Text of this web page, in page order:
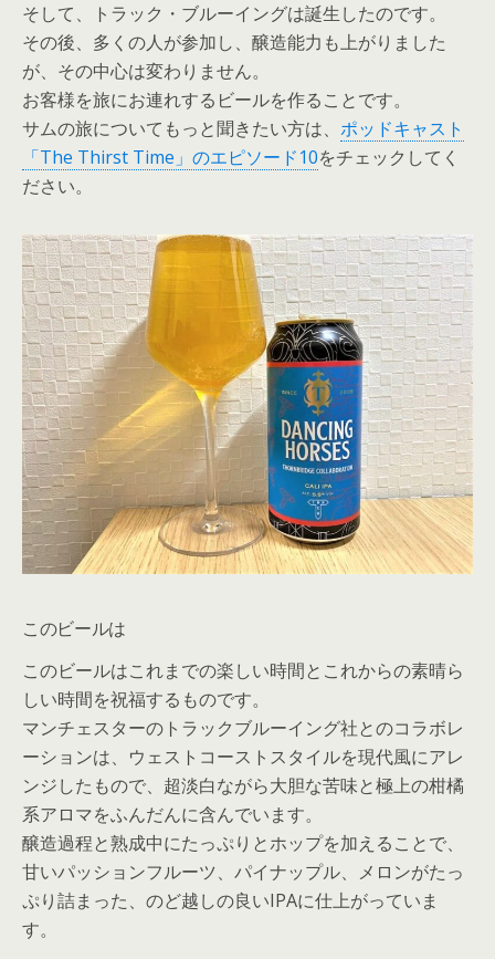
そして、トラック・ブルーイングは誕生したのです。
その後、多くの人が参加し、醸造能力も上がりました
が、その中心は変わりません。
お客様を旅にお連れするビールを作ることです。
サムの旅についてもっと聞きたい方は、 ポッドキャスト
「The Thirst Time」のエピソード10をチェックしてく
ださい。
このビールは
このビールはこれまでの楽しい時間とこれからの素晴ら
しい時間を祝福するものです。
マンチェスターのトラックブルーイング社とのコラボレ
ーションは、ウェストコーストスタイルを現代風にアレ
ンジしたもので、超淡白ながら大胆な苦味と極上の柑橘
系アロマをふんだんに含んでいます。
醸造過程と熟成中にたっぷりとホップを加えることで、
甘いパッションフルーツ、パイナップル、メロンがたっ
ぷり詰まった、のど越しの良いIPAに仕上がっていま
す。